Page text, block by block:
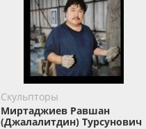
Скульпторы
Миртаджиев Равшан
(Джалалитдин) Турсунович